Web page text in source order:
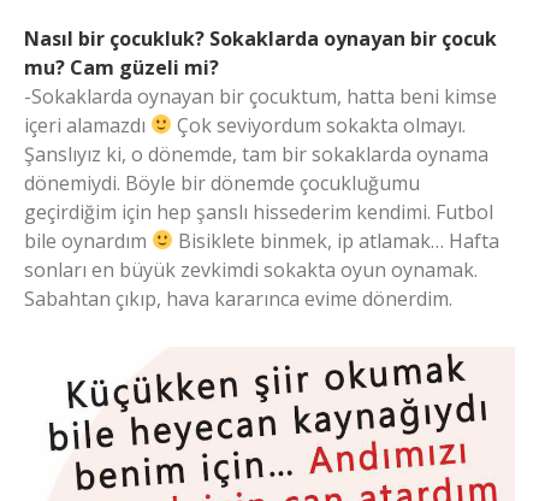
Nasıl bir çocukluk? Sokaklarda oynayan bir çocuk
mu? Cam güzeli mi?
-Sokaklarda oynayan bir çocuktum, hatta beni kimse
içeri alamazdı
Çok seviyordum sokakta olmayı.
Şanslıyız ki, o dönemde, tam bir sokaklarda oynama
dönemiydi. Böyle bir dönemde çocukluğumu
geçirdiğim için hep şanslı hissederim kendimi. Futbol
bile oynardım
Bisiklete binmek, ip atlamak… Hafta
sonları en büyük zevkimdi sokakta oyun oynamak.
Sabahtan çıkıp, hava kararınca evime dönerdim.